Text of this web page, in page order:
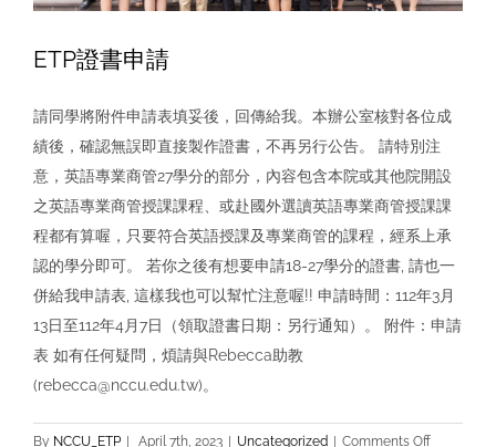
班
考
試
報
ETP證書申請
請同學將附件申請表填妥後，回傳給我。本辦公室核對各位成
績後，確認無誤即直接製作證書，不再另行公告。 請特別注
意，英語專業商管27學分的部分，內容包含本院或其他院開設
之英語專業商管授課課程、或赴國外選讀英語專業商管授課課
程都有算喔，只要符合英語授課及專業商管的課程，經系上承
認的學分即可。 若你之後有想要申請18-27學分的證書, 請也一
併給我申請表, 這樣我也可以幫忙注意喔!! 申請時間：112年3月
13日至112年4月7日（領取證書日期：另行通知）。 附件：申請
表 如有任何疑問，煩請與Rebecca助教
(rebecca@nccu.edu.tw)。
By NCCU_ETP April 7th, 2023 Uncategorized Comments Offon